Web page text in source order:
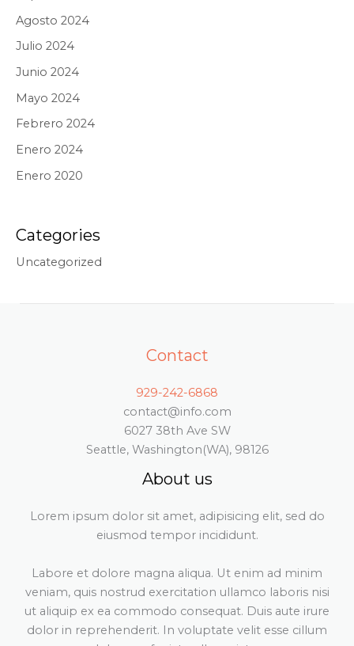
Agosto 2024
Julio 2024
Junio 2024
Mayo 2024
Febrero 2024
Enero 2024
Enero 2020
Categories
Uncategorized
Contact
929-242-6868
contact@info.com
6027 38th Ave SW
Seattle, Washington(WA), 98126
About us
Lorem ipsum dolor sit amet, adipisicing elit, sed do
eiusmod tempor incididunt.
Labore et dolore magna aliqua. Ut enim ad minim
veniam, quis nostrud exercitation ullamco laboris nisi
ut aliquip ex ea commodo consequat. Duis aute irure
dolor in reprehenderit. In voluptate velit esse cillum